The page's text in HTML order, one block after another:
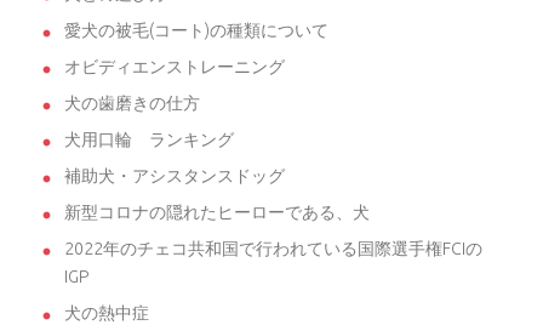
愛犬の被毛(コート)の種類について
オビディエンストレーニング
犬の歯磨きの仕方
犬用口輪 ランキング
補助犬・アシスタンスドッグ
新型コロナの隠れたヒーローである、犬
2022年のチェコ共和国で行われている国際選手権FCIの
IGP
犬の熱中症